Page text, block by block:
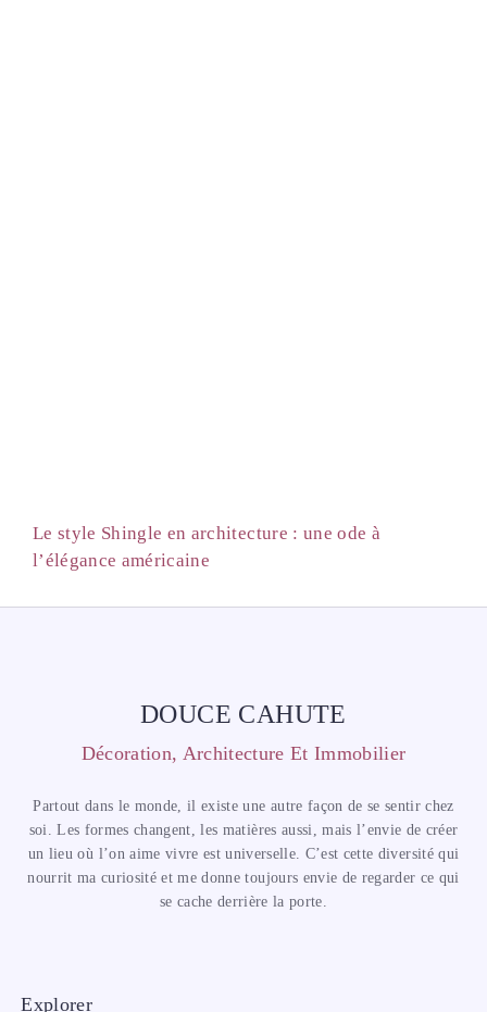
Le style Shingle en architecture : une ode à
l’élégance américaine
DOUCE CAHUTE
Décoration, Architecture Et Immobilier
Partout dans le monde, il existe une autre façon de se sentir chez
soi. Les formes changent, les matières aussi, mais l’envie de créer
un lieu où l’on aime vivre est universelle. C’est cette diversité qui
nourrit ma curiosité et me donne toujours envie de regarder ce qui
se cache derrière la porte.
Explorer